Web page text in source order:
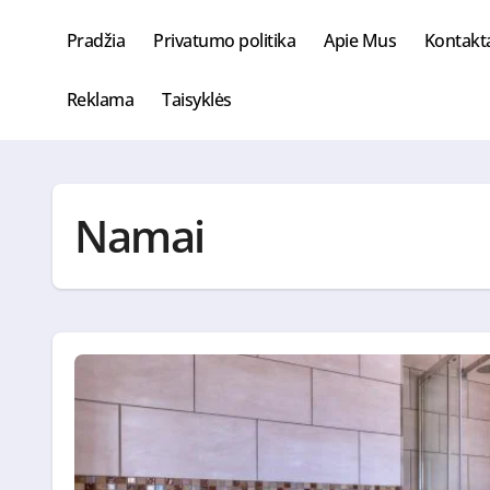
Pradžia Privatumo politika Apie Mus
Reklama Taisyklės
Namai